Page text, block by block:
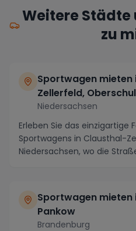
Weitere
zu
Sportwagen mieten
Zellerfeld,
Niedersachsen
Erleben Sie das einzigartige
Sportwagens in Clausthal-
Niedersachsen, wo die
Sportwagen mieten
Pankow
Brandenburg